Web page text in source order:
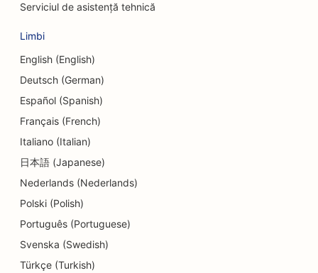
Serviciul de asistență tehnică
Limbi
English (English)
Deutsch (German)
Español (Spanish)
Français (French)
Italiano (Italian)
日本語 (Japanese)
Nederlands (Nederlands)
Polski (Polish)
Português (Portuguese)
Svenska (Swedish)
Türkçe (Turkish)